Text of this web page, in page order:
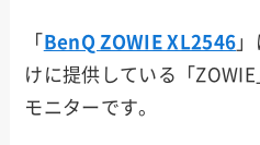
「 BenQ ZOWIE XL2546
けに提供している「
モニターです。